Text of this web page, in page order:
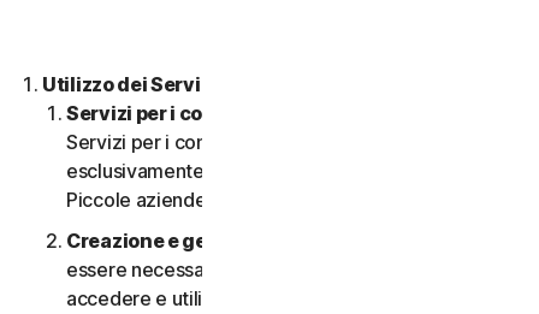
Utilizzo dei Servizi.
Servizi per i consumatori o aziendali
Servizi per i consumatori sono concepiti e adatti
esclusivamente per i consumatori, non per le
Piccole aziende.
Creazione e gestione di un account.
essere necessario disporre di un account per
accedere e utilizzare i Servizi. È importante fornire